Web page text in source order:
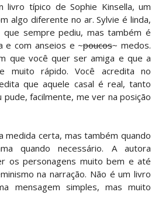
livro típico de Sophie Kinsella, um
algo diferente no ar. Sylvie é linda,
sempre pediu, mas também é
e com anseios e ~poucos~ medos.
que você quer ser amiga e que a
muito rápido. Você acredita no
que aquele casal é real, tanto
pude, facilmente, me ver na posição
medida certa, mas também quando
quando necessário. A autora
os personagens muito bem e até
na narração. Não é um livro
mensagem simples, mas muito